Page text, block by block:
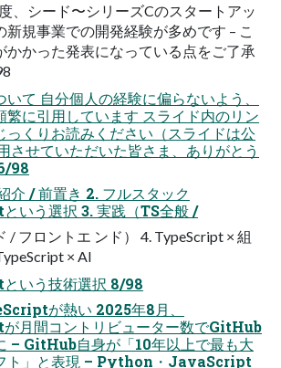
、シード〜シリーズCのスタートアッ
新規事業での開発経験が多めです – こ
かかった発表になっている点をご了承
て 自分個人の経験に偏らないよう、
繁に引用しています スライド内のリン
っくりお読みください（スライドは公
させていただいた皆さま、ありがとう
98
介 / 前置き 2. フルスタック
いう選択 3. 実践（TS全般 /
/ フロントエ ンド） 4. TypeScript × 組
× AI
いう技術選択 8/98
が熱い 2025年8月、
月間コントリビューター数でGitHub
– GitHub自身が「10年以上で最も大
ト」と表現 – Python・JavaScript